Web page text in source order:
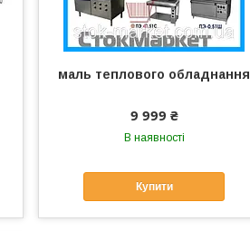
маль теплового обладнання
9 999 ₴
В наявності
Купити